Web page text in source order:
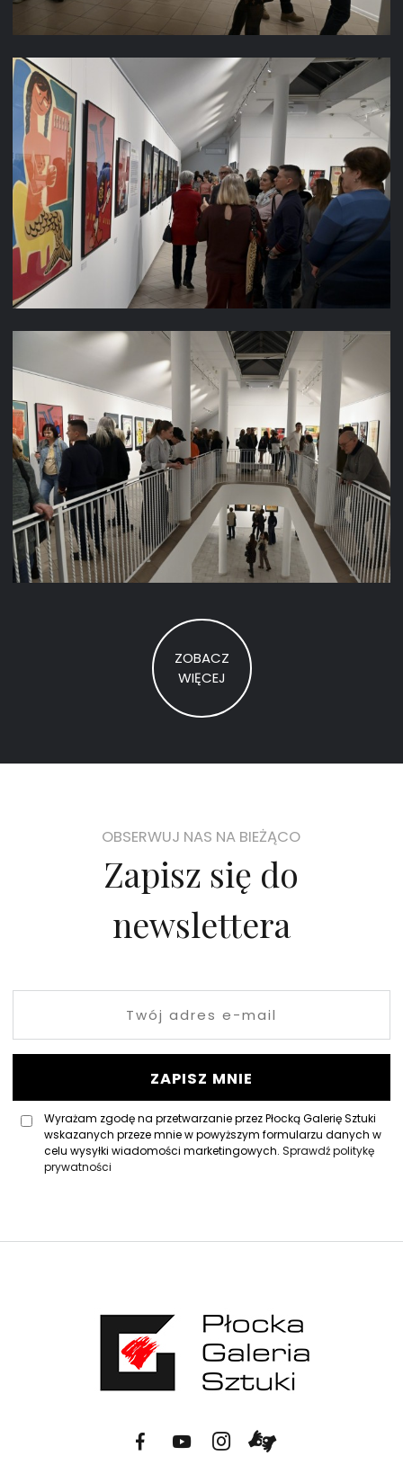
ZOBACZ
WIĘCEJ
J
OBSERWUJ NAS NA BIEŻĄCO
Zapisz się do
newslettera
e-
mail
Wyrażam zgodę na przetwarzanie przez Płocką Galerię Sztuki
wskazanych przeze mnie w powyższym formularzu danych w
celu wysyłki wiadomości marketingowych.Sprawdź politykę
prywatności
ZAPISZ MNIE